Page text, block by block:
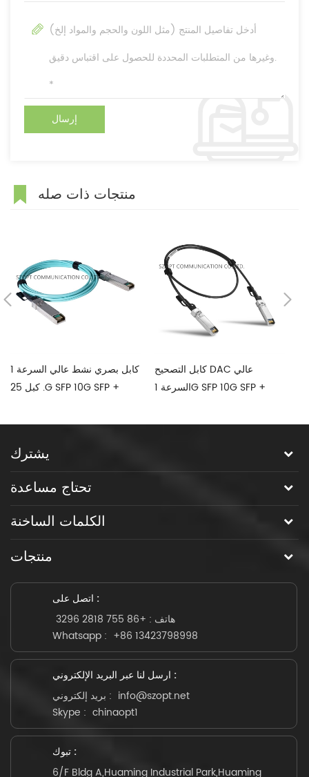
منتجات ذات صله
كابل بصري نشط عالي السرعة 1
. كبل 25G SFP 10G SFP +
كابل التصحيح DAC عالي
السرعة 1G SFP 10G SFP +
4xqsfp28 كبل نحاسي متصل
يشترك
تحتاج مساعدة
الكلمات الساخنة
منتجات
اتصل على :
هاتف : +86 755 2818 3296
Whatsapp : +86 13423798998
ارسل لنا عبر البريد الإلكتروني :
بريد إلكتروني : info@szopt.net
Skype : chinaopt1
تبوك :
6/F Bldg A,Huaming Industrial Park,Huaming